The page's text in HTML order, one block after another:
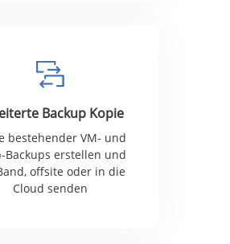
Backup Kopie
bestehender VM- und
Backups erstellen und
offsite oder in die
Cloud senden